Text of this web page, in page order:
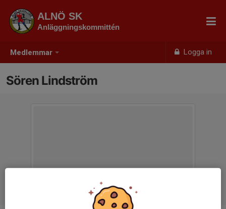
Medlemmar Logga in
ALNÖ SK
Anläggningskommittén
Sören Lindström